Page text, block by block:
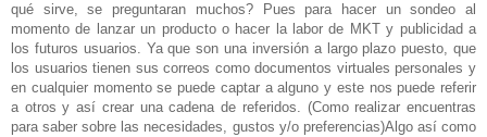
qué sirve, se preguntaran muchos? Pues para hacer un sondeo al
momento de lanzar un producto o hacer la labor de MKT y publicidad a
los futuros usuarios. Ya que son una inversión a largo plazo puesto, que
los usuarios tienen sus correos como documentos virtuales personales y
en cualquier momento se puede captar a alguno y este nos puede referir
a otros y así crear una cadena de referidos. (Como realizar encuentras
para saber sobre las necesidades, gustos y/o preferencias)Algo así como